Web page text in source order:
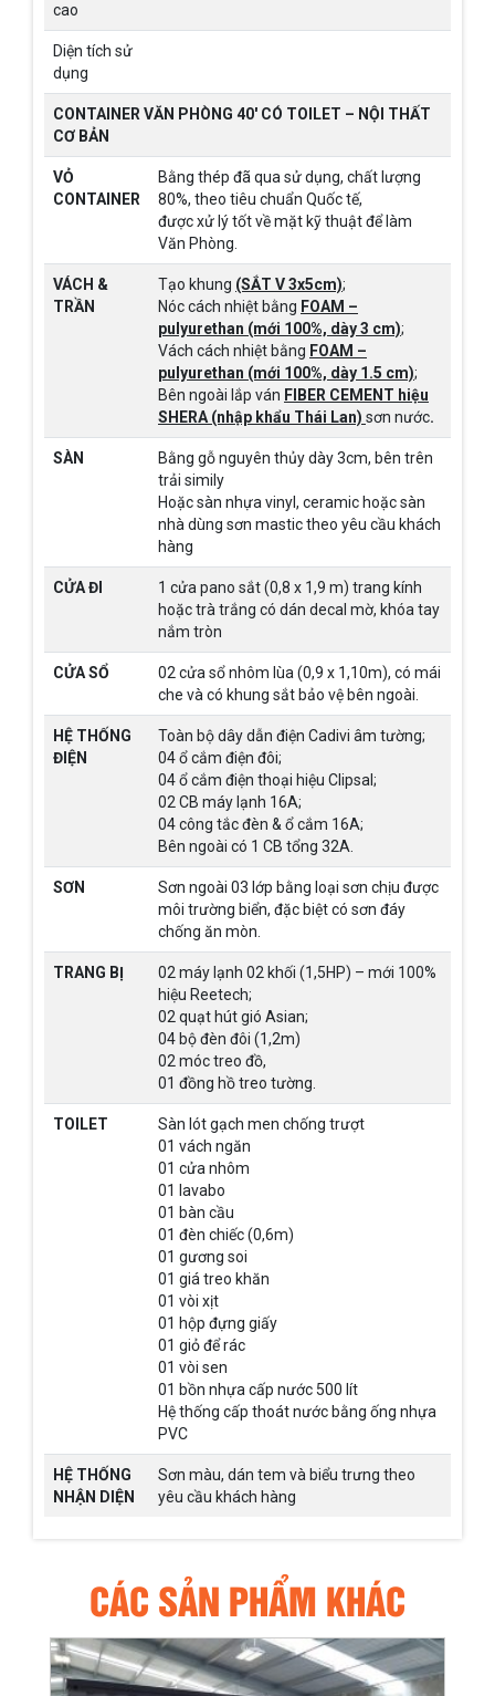
cao
Diện tích sử
dụng
CONTAINER VĂN PHÒNG 40′ CÓ TOILET – NỘI THẤT
CƠ BẢN
VỎ
CONTAINER
Bằng thép đã qua sử dụng, chất lượng
80%, theo tiêu chuẩn Quốc tế,
được xử lý tốt về mặt kỹ thuật để làm
Văn Phòng.
VÁCH &
TRẦN
Tạo khung (SẮT V 3x5cm);
Nóc cách nhiệt bằng FOAM –
pulyurethan (mới 100%, dày 3 cm);
Vách cách nhiệt bằng FOAM –
pulyurethan (mới 100%, dày 1.5 cm);
Bên ngoài lắp ván FIBER CEMENT hiệu
SHERA (nhập khẩu Thái Lan) sơn nước.
SÀN
Bằng gỗ nguyên thủy dày 3cm, bên trên
trải simily
Hoặc sàn nhựa vinyl, ceramic hoặc sàn
nhà dùng sơn mastic theo yêu cầu khách
hàng
CỬA ĐI
1 cửa pano sắt (0,8 x 1,9 m) trang kính
hoặc trà trắng có dán decal mờ, khóa tay
nắm tròn
CỬA SỔ
02 cửa sổ nhôm lùa (0,9 x 1,10m), có mái
che và có khung sắt bảo vệ bên ngoài.
HỆ THỐNG
ĐIỆN
Toàn bộ dây dẫn điện Cadivi âm tường;
04 ổ cắm điện đôi;
04 ổ cắm điện thoại hiệu Clipsal;
02 CB máy lạnh 16A;
04 công tắc đèn & ổ cắm 16A;
Bên ngoài có 1 CB tổng 32A.
SƠN
Sơn ngoài 03 lớp bằng loại sơn chịu được
môi trường biển, đặc biệt có sơn đáy
chống ăn mòn.
TRANG BỊ
02 máy lạnh 02 khối (1,5HP) – mới 100%
hiệu Reetech;
02 quạt hút gió Asian;
04 bộ đèn đôi (1,2m)
02 móc treo đồ,
01 đồng hồ treo tường.
TOILET
Sàn lót gạch men chống trượt
01 vách ngăn
01 cửa nhôm
01 lavabo
01 bàn cầu
01 đèn chiếc (0,6m)
01 gương soi
01 giá treo khăn
01 vòi xịt
01 hộp đựng giấy
01 giỏ để rác
01 vòi sen
01 bồn nhựa cấp nước 500 lít
Hệ thống cấp thoát nước bằng ống nhựa
PVC
HỆ THỐNG
NHẬN DIỆN
Sơn màu, dán tem và biểu trưng theo
yêu cầu khách hàng
CÁC SẢN PHẨM KHÁC